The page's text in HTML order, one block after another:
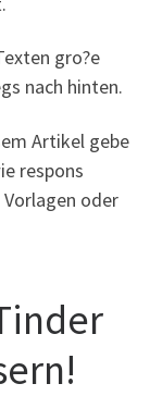
gro?e
nach hinten.
Artikel gebe
respons
oder